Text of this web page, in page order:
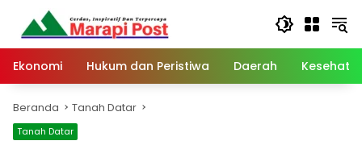
Langsung
konten
Ekonomi
Hukum dan Peristiwa Daerah
Beranda Tanah Datar
Tanah Datar